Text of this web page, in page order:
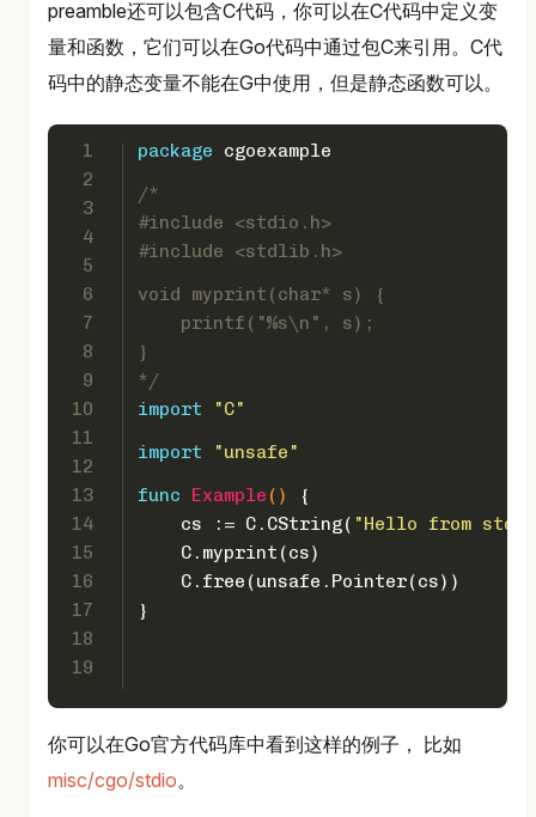
preamble还可以包含C代码，你可以在C代码中定义变
量和函数，它们可以在Go代码中通过包C来引用。C代
码中的静态变量不能在G中使用，但是静态函数可以。
1
2
3
4
5
6
7
8
9
10
11
12
13
14
15
16
17
18
19
package cgoexample
/*
#include <stdio.h>
#include <stdlib.h>
void myprint(char* s) {
    printf("%s\n", s);
}
*/
import
"C"
import
"unsafe"
func
Example ()
{
    cs := C.CString(
"Hello from
    C.myprint(cs)
    C.free(unsafe.Pointer(cs))
}
你可以在Go官方代码库中看到这样的例子， 比如
misc/cgo/stdio。